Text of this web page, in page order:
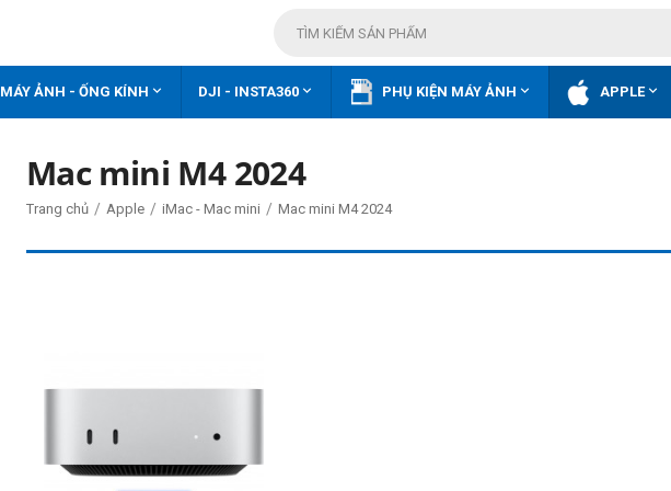
MÁY ẢNH - ỐNG KÍNH  DJI - INSTA360  PHỤ KIỆN MÁY ẢNH  APPLE
Mac mini M4 2024
Trang chủ / Apple / iMac - Mac mini / Mac mini M4 2024